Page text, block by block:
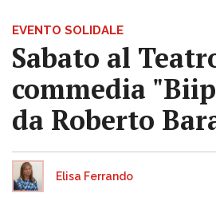
EVENTO SOLIDALE
Sabato al
commedia
da Roberto
Elisa Ferrando